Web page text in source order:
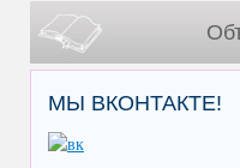
МЫ ВКОНТАКТЕ!